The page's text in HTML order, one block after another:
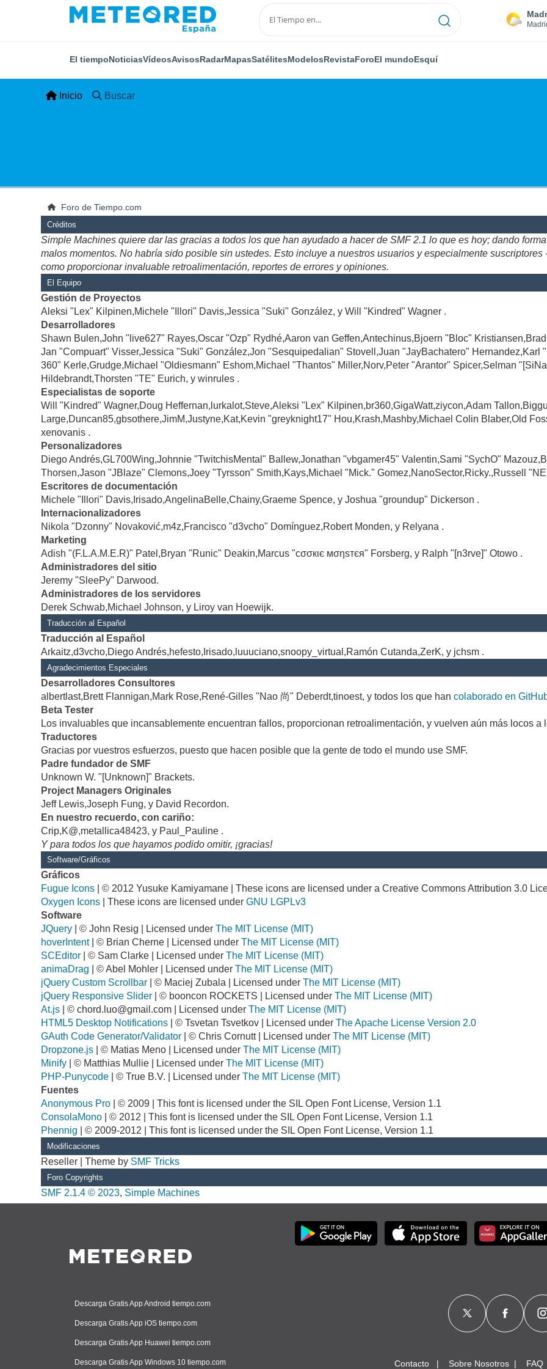
El tiempoNoticiasVídeosAvisosRadarMapasSatélitesModelosRevistaForoEl mundoEsquí
Inicio Buscar
Foro de Tiempo.com
Créditos
Simple Machines quiere dar las gracias a todos los que han ayudado a hacer de SMF 2.1 lo que es hoy; dando
malos momentos. No habría sido posible sin ustedes. Esto incluye a nuestros usuarios y especialmente
como proporcionar invaluable retroalimentación, reportes de errores y opiniones.
El Equipo
Gestión de Proyectos
Aleksi "Lex" Kilpinen,Michele "Illori" Davis,Jessica "Suki" González, y Will "Kindred" Wagner .
Desarrolladores
Shawn Bulen,John "live627" Rayes,Oscar "Ozp" Rydhé,Aaron van Geffen,Antechinus,Bjoern "Bloc"
Jan "Compuart" Visser,Jessica "Suki" González,Jon "Sesquipedalian" Stovell,Juan "JayBachatero"
360" Kerle,Grudge,Michael "Oldiesmann" Eshom,Michael "Thantos" Miller,Norv,Peter "Arantor" Spicer,Selman
Hildebrandt,Thorsten "TE" Eurich, y winrules .
Especialistas de soporte
Will "Kindred" Wagner,Doug Heffernan,lurkalot,Steve,Aleksi "Lex" Kilpinen,br360,GigaWatt,ziycon,Adam
Large,Duncan85,gbsothere,JimM,Justyne,Kat,Kevin "greyknight17" Hou,Krash,Mashby,Michael Colin Blaber,Old
xenovanis .
Personalizadores
Diego Andrés,GL700Wing,Johnnie "TwitchisMental" Ballew,Jonathan "vbgamer45" Valentin,Sami "SychO"
Thorsen,Jason "JBlaze" Clemons,Joey "Tyrsson" Smith,Kays,Michael "Mick." Gomez,NanoSector,Ricky.,Russell
Escritores de documentación
Michele "Illori" Davis,Irisado,AngelinaBelle,Chainy,Graeme Spence, y Joshua "groundup" Dickerson .
Internacionalizadores
Nikola "Dzonny" Novaković,m4z,Francisco "d3vcho" Domínguez,Robert Monden, y Relyana .
Marketing
Adish "(F.L.A.M.E.R)" Patel,Bryan "Runic" Deakin,Marcus "cσσкιє мσηѕтєя" Forsberg, y Ralph "[n3rve]" Otowo .
Administradores del sitio
Jeremy "SleePy" Darwood.
Administradores de los servidores
Derek Schwab,Michael Johnson, y Liroy van Hoewijk.
Traducción al Español
Traducción al Español
Arkaitz,d3vcho,Diego Andrés,hefesto,Irisado,luuuciano,snoopy_virtual,Ramón Cutanda,ZerK, y jchsm .
Agradecimientos Especiales
Desarrolladores Consultores
albertlast,Brett Flannigan,Mark Rose,René-Gilles "Nao 尚" Deberdt,tinoest, y todos los que hancolaborado en
Beta Tester
Los invaluables que incansablemente encuentran fallos, proporcionan retroalimentación, y vuelven aún más locos a
Traductores
Gracias por vuestros esfuerzos, puesto que hacen posible que la gente de todo el mundo use SMF.
Padre fundador de SMF
Unknown W. "[Unknown]" Brackets.
Project Managers Originales
Jeff Lewis,Joseph Fung, y David Recordon.
En nuestro recuerdo, con cariño:
Crip,K@,metallica48423, y Paul_Pauline .
Y para todos los que hayamos podido omitir, ¡gracias!
Software/Gráficos
Gráficos
Fugue Icons | © 2012 Yusuke Kamiyamane | These icons are licensed under a Creative Commons Attribution 3.0
Oxygen Icons | These icons are licensed underGNU LGPLv3
Software
JQuery | © John Resig | Licensed underThe MIT License (MIT)
hoverIntent| © Brian Cherne | Licensed underThe MIT License (MIT)
SCEditor | © Sam Clarke | Licensed underThe MIT License (MIT)
animaDrag | © Abel Mohler | Licensed underThe MIT License (MIT)
jQuery Custom Scrollbar | © Maciej Zubala | Licensed underThe MIT License (MIT)
jQuery Responsive Slider | © booncon ROCKETS | Licensed underThe MIT License (MIT)
At.js | ©chord.luo@gmail.com | Licensed underThe MIT License (MIT)
HTML5 Desktop Notifications | © Tsvetan Tsvetkov | Licensed underThe Apache License Version 2.0
GAuth Code Generator/Validator | © Chris Cornutt | Licensed underThe MIT License (MIT)
Dropzone.js | © Matias Meno | Licensed underThe MIT License (MIT)
Minify | © Matthias Mullie | Licensed underThe MIT License (MIT)
PHP-Punycode | © True B.V. | Licensed underThe MIT License (MIT)
Fuentes
Anonymous Pro | © 2009 | This font is licensed under the SIL Open Font License, Version 1.1
ConsolaMono | © 2012 | This font is licensed under the SIL Open Font License, Version 1.1
Phennig | © 2009-2012 | This font is licensed under the SIL Open Font License, Version 1.1
Modificaciones
Reseller | Theme by SMF Tricks
Foro Copyrights
SMF 2.1.4 © 2023, Simple Machines
Descarga Gratis App Android tiempo.com
Descarga Gratis App iOS tiempo.com
Descarga Gratis App Huawei tiempo.com
Descarga Gratis App Windows 10 tiempo.com Contacto Sobre Nosotros FAQ